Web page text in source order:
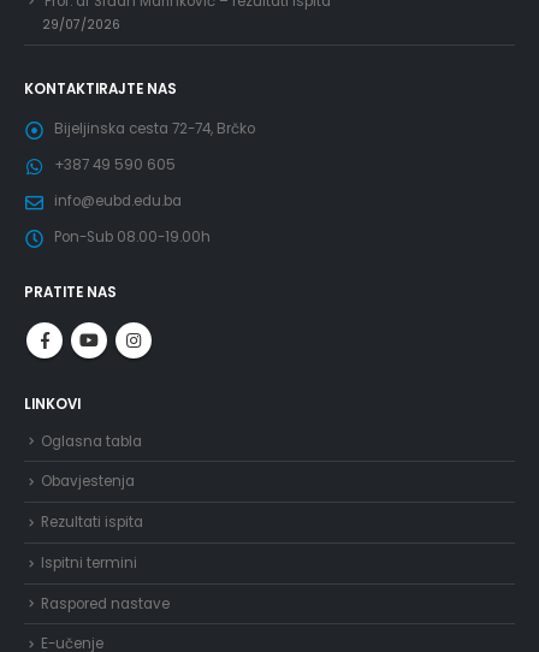
29/07/2026
KONTAKTIRAJTE NAS
Bijeljinska cesta 72-74, Brčko
+387 49 590 605
info@eubd.edu.ba
Pon-Sub 08.00-19.00h
PRATITE NAS
LINKOVI
Oglasna tabla
Obavjestenja
Rezultati ispita
Ispitni termini
Raspored nastave
E-učenje